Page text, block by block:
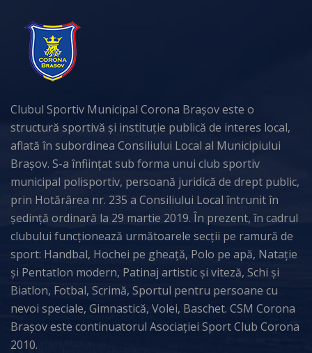
Clubul Sportiv Municipal Corona Brașov este o
structură sportivă și instituție publică de interes local,
aflată în subordinea Consiliului Local al Municipiului
Brașov. S-a înființat sub forma unui club sportiv
municipal polisportiv, persoană juridică de drept public,
prin Hotărârea nr. 235 a Consiliului Local întrunit în
ședință ordinară la 29 martie 2019. În prezent, în cadrul
clubului funcționează următoarele secții pe ramură de
sport: Handbal, Hochei pe gheață, Polo pe apă, Natație
și Pentatlon modern, Patinaj artistic și viteză, Schi și
Biatlon, Fotbal, Scrimă, Sportul pentru persoane cu
nevoi speciale, Gimnastică, Volei, Baschet. CSM Corona
Brașov este continuatorul Asociației Sport Club Corona
2010.